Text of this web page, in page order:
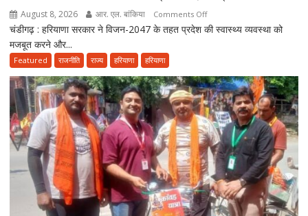
August 8, 2026 आर. एल. बांकिया Comments Offon
विजन-2047
आयुष
सेवाओं
का
होगा
विस्तार,
CM
सैनी
बोले-
2047
तक
चंडीगढ़ : हरियाणा सरकार ने विजन-2047 के तहत प्रदेश की स्वास्थ्य व्यवस्था को
मजबूत करने और...
Featured राजनीति राज्य हरियाणा हरियाणा